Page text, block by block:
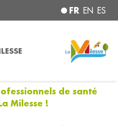
FR EN ES
de santé
Milesse !